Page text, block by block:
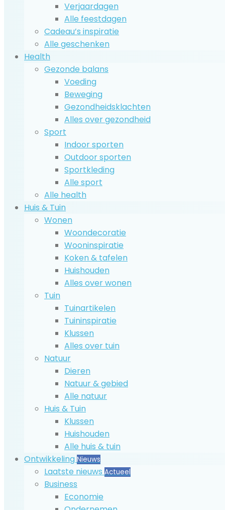
Verjaardagen
Alle feestdagen
Cadeau’s inspiratie
Alle geschenken
Health
Gezonde balans
Voeding
Beweging
Gezondheidsklachten
Alles over gezondheid
Sport
Indoor sporten
Outdoor sporten
Sportkleding
Alle sport
Alle health
Huis & Tuin
Wonen
Woondecoratie
Wooninspiratie
Koken & tafelen
Huishouden
Alles over wonen
Tuin
Tuinartikelen
Tuininspiratie
Klussen
Alles over tuin
Natuur
Dieren
Natuur & gebied
Alle natuur
Huis & Tuin
Klussen
Huishouden
Alle huis & tuin
Ontwikkeling Nieuws
Laatste nieuws Actueel
Business
Economie